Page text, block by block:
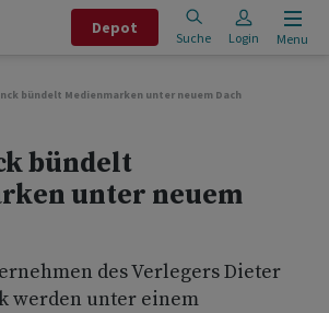
Depot
Suche Login Menu
bündelt Medienmarken unter neuem Dach
bündelt
unter neuem
des Verlegers Dieter
werden unter einem